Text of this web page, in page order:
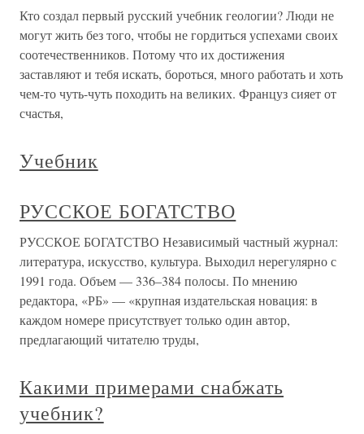
Кто создал первый русский учебник геологии? Люди не
могут жить без того, чтобы не гордиться успехами своих
соотечественников. Потому что их достижения
заставляют и тебя искать, бороться, много работать и хоть
чем-то чуть-чуть походить на великих. Француз сияет от
счастья,
Учебник
РУССКОЕ БОГАТСТВО
РУССКОЕ БОГАТСТВО Независимый частный журнал:
литература, искусство, культура. Выходил нерегулярно с
1991 года. Объем — 336–384 полосы. По мнению
редактора, «РБ» — «крупная издательская новация: в
каждом номере присутствует только один автор,
предлагающий читателю труды,
Какими примерами снабжать
учебник?